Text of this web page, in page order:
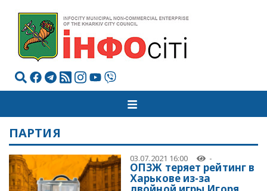
ПАРТИЯ
03.07.2021 16:00 -
ОПЗЖ теряет рейтинг в
Харькове из-за